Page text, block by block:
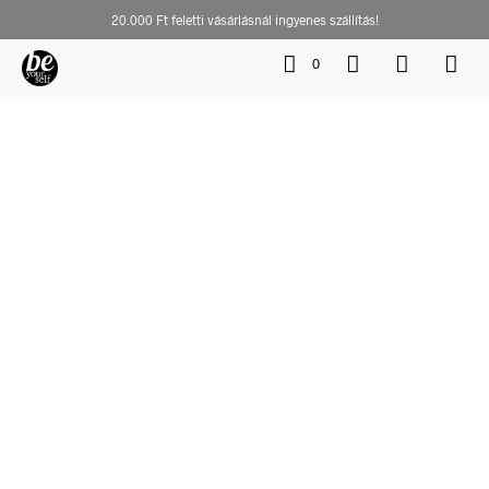
20.000 Ft feletti vásárlásnál ingyenes szállítás!
0